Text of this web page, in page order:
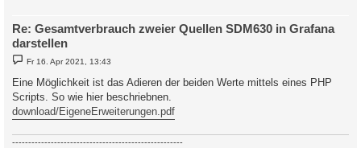
Re: Gesamtverbrauch zweier Quellen SDM630 in Grafana
darstellen
B
e
t
r
g
Fr 16. Apr 2021, 13:43
Eine Möglichkeit ist das Adieren der beiden Werte mittels eines PHP
Scripts. So wie hier beschriebnen.
download/EigeneErweiterungen.pdf
-----------------------------------------------------